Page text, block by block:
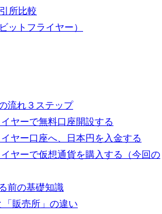
所比較
ットフライヤー）
流れ３ステップ
ヤーで無料口座開設する
ヤー口座へ、日本円を入金する
ヤーで仮想通貨を購入する（今回の
前の基礎知識
「販売所」の違い